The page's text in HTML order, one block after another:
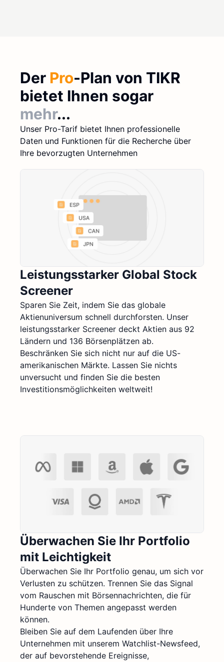
Der Pro-Plan von TIKR
bietet Ihnen sogar
mehr...
Unser Pro-Tarif bietet Ihnen professionelle
Daten und Funktionen für die Recherche über
Ihre bevorzugten Unternehmen
Leistungsstarker Global Stock
Screener
Sparen Sie Zeit, indem Sie das globale
Aktienuniversum schnell durchforsten. Unser
leistungsstarker Screener deckt Aktien aus 92
Ländern und 136 Börsenplätzen ab.
Beschränken Sie sich nicht nur auf die US-
amerikanischen Märkte. Lassen Sie nichts
unversucht und finden Sie die besten
Investitionsmöglichkeiten weltweit!
Überwachen Sie Ihr Portfolio
mit Leichtigkeit
Überwachen Sie Ihr Portfolio genau, um sich vor
Verlusten zu schützen. Trennen Sie das Signal
vom Rauschen mit Börsennachrichten, die für
Hunderte von Themen angepasst werden
können.
Bleiben Sie auf dem Laufenden über Ihre
Unternehmen mit unserem Watchlist-Newsfeed,
der auf bevorstehende Ereignisse,